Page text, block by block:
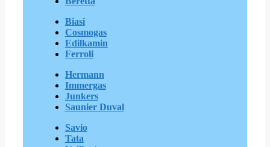
Biasi
Cosmogas
Edilkamin
Ferroli
Hermann
Immergas
Junkers
Saunier Duval
Savio
Tata